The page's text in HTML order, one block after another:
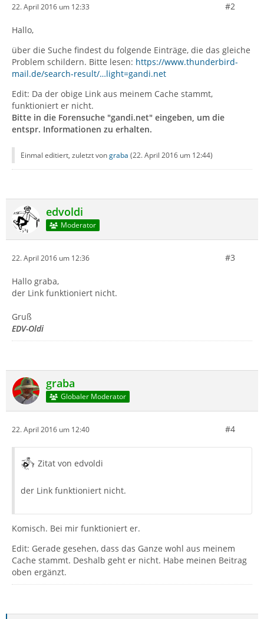
22. April 2016 um 12:33 #2
Hallo,
über die Suche findest du folgende Einträge, die das gleiche
Problem schildern. Bitte lesen: https://www.thunderbird-
mail.de/search-result/…light=gandi.net
Edit: Da der obige Link aus meinem Cache stammt,
funktioniert er nicht.
Bitte in die Forensuche "gandi.net" eingeben, um die
entspr. Informationen zu erhalten.
Einmal editiert, zuletzt vongraba (22. April 2016 um 12:44)
edvoldi
Moderator
22. April 2016 um 12:36 #3
Hallo graba,
der Link funktioniert nicht.
Gruß
EDV-Oldi
graba
Globaler Moderator
22. April 2016 um 12:40 #4
Zitat von edvoldi
der Link funktioniert nicht.
Komisch. Bei mir funktioniert er.
Edit: Gerade gesehen, dass das Ganze wohl aus meinem
Cache stammt. Deshalb geht er nicht. Habe meinen Beitrag
oben ergänzt.